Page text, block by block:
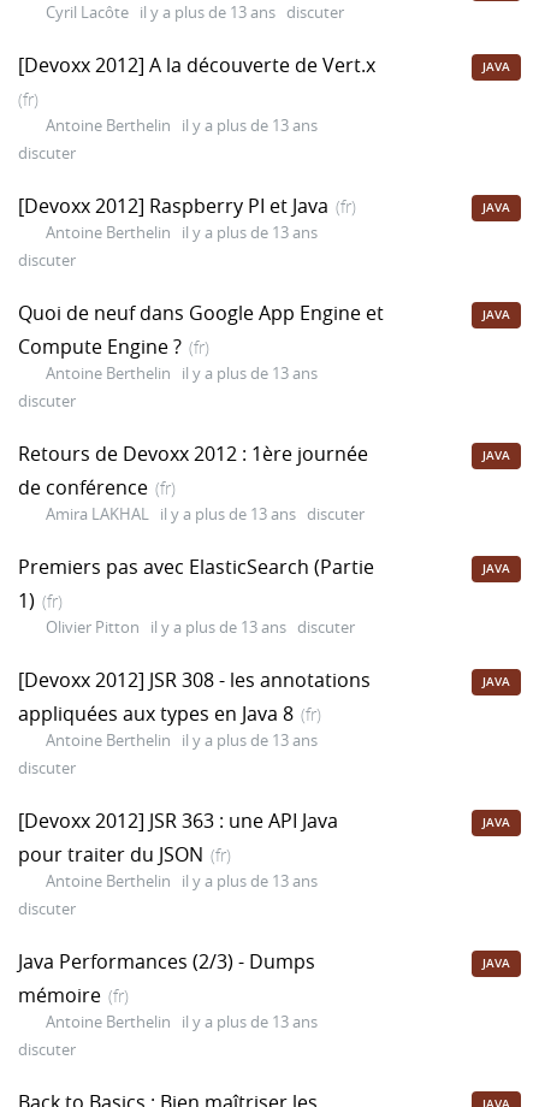
Cyril Lacôte il y a plus de 13 ans discuter
[Devoxx 2012] A la découverte de Vert.x
(fr)
Antoine Berthelin
il y a plus de 13 ans
discuter
JAVA
[Devoxx 2012] Raspberry PI et Java (fr)
Antoine Berthelin
il y a plus de 13 ans
discuter
JAVA
Quoi de neuf dans Google App Engine et
Compute Engine ? (fr)
Antoine Berthelin
il y a plus de 13 ans
discuter
JAVA
Retours de Devoxx 2012 : 1ère journée
de conférence (fr)
Amira LAKHAL il y a plus de 13 ans discuter
JAVA
Premiers pas avec ElasticSearch (Partie
1) (fr)
Olivier Pitton il y a plus de 13 ans discuter
JAVA
[Devoxx 2012] JSR 308 - les annotations
appliquées aux types en Java 8 (fr)
Antoine Berthelin
il y a plus de 13 ans
discuter
JAVA
[Devoxx 2012] JSR 363 : une API Java
pour traiter du JSON (fr)
Antoine Berthelin
il y a plus de 13 ans
discuter
JAVA
Java Performances (2/3) - Dumps
mémoire (fr)
Antoine Berthelin
il y a plus de 13 ans
discuter
JAVA